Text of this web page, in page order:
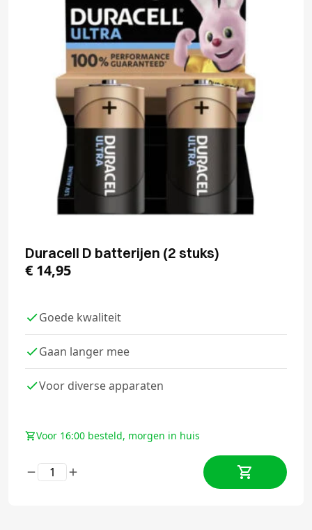
Duracell D batterijen (2 stuks)
€ 14,95
Goede kwaliteit
Gaan langer mee
Voor diverse apparaten
Voor 16:00 besteld, morgen in huis